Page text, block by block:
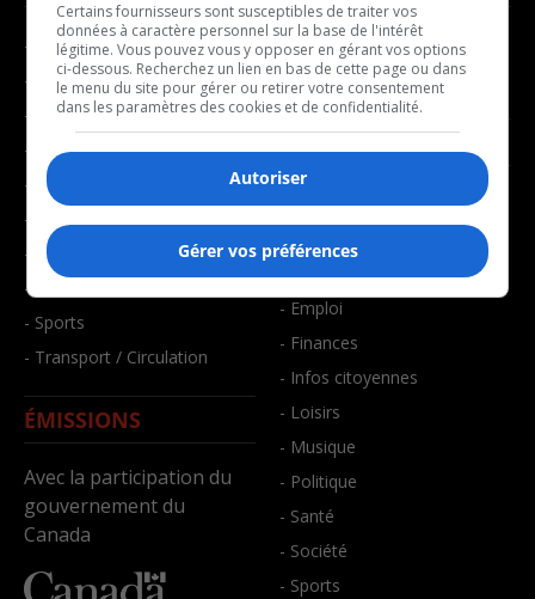
- Affaires municipales
- Communauté / Social
- Culture
- Économie
- Éducation
- Environnement
- Faits divers
- Santé et bien-être
- Sports
- Transport / Circulation
ÉMISSIONS
Avec la participation du
gouvernement du
Canada
- Décompte franco
- Joué récemment
BALADOS
- Affaires
- Art de vivre
- Bien-être
- Emploi
- Finances
- Infos citoyennes
- Loisirs
- Musique
- Politique
- Santé
- Société
- Sports
Certains fournisseurs sont susceptibles de traiter vos
données à caractère personnel sur la base de l'intérêt
légitime. Vous pouvez vous y opposer en gérant vos options
ci-dessous. Recherchez un lien en bas de cette page ou dans
le menu du site pour gérer ou retirer votre consentement
dans les paramètres des cookies et de confidentialité.
Autoriser
Gérer vos préférences